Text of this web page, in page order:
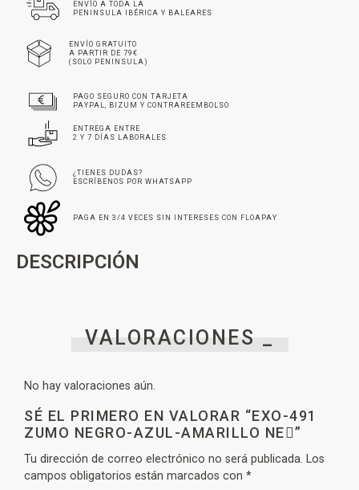
ENVÍO A TODA LA
PENINSULA IBÉRICA Y BALEARES
ENVÍO GRATUITO
A PARTIR DE 79€
(SOLO PENINSULA)
PAGO SEGURO CON TARJETA
PAYPAL, BIZUM Y CONTRAREEMBOLSO
ENTREGA ENTRE
2 Y 7 DÍAS LABORALES
¿TIENES DUDAS?
ESCRÍBENOS POR WHATSAPP
PAGA EN 3/4 VECES SIN INTERESES CON FLOAPAY
DESCRIPCIÓN
VALORACIONES _
No hay valoraciones aún.
SÉ EL PRIMERO EN VALORAR “EXO-491
ZUMO NEGRO-AZUL-AMARILLO NE”
Tu dirección de correo electrónico no será publicada. Los
campos obligatorios están marcados con *